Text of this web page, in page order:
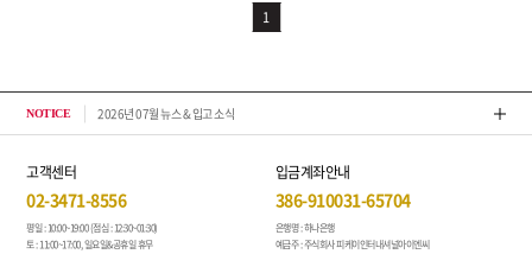
1
NOTICE 2026년 07월 뉴스 & 입고 소식 톤퀘
고객센터
02-3471-8556
평일 : 10:00~19:00 (점심 : 12:30~01:30)
토 : 11:00~17:00, 일요일&공휴일 휴무
입금계좌안내
386-910031-65704
은행명 : 하나은행
예금주 : 주식회사 피케이인터내셔널아이엔씨